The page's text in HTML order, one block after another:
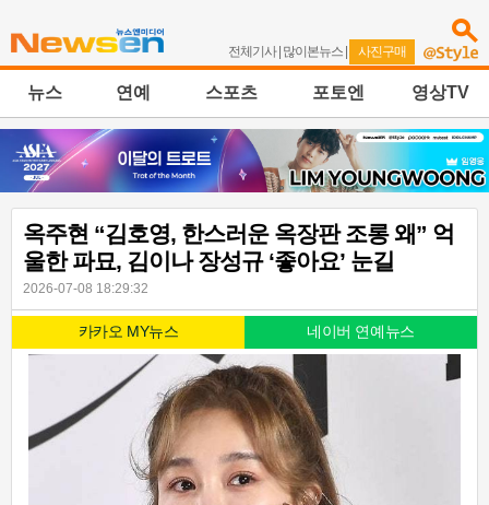
전체기사| 많이본뉴스 | 사진구매
뉴스 연예 스포츠 포토엔 영상TV
옥주현 “김호영, 한스러운 옥장판 조롱 왜” 억
울한 파묘, 김이나 장성규 ‘좋아요’ 눈길
2026-07-08 18:29:32
카카오 MY뉴스 네이버 연예뉴스